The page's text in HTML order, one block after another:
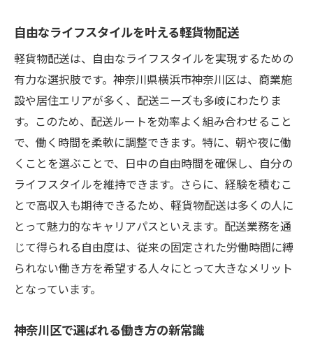
自由なライフスタイルを叶える軽貨物配送
軽貨物配送は、自由なライフスタイルを実現するための
有力な選択肢です。神奈川県横浜市神奈川区は、商業施
設や居住エリアが多く、配送ニーズも多岐にわたりま
す。このため、配送ルートを効率よく組み合わせること
で、働く時間を柔軟に調整できます。特に、朝や夜に働
くことを選ぶことで、日中の自由時間を確保し、自分の
ライフスタイルを維持できます。さらに、経験を積むこ
とで高収入も期待できるため、軽貨物配送は多くの人に
とって魅力的なキャリアパスといえます。配送業務を通
じて得られる自由度は、従来の固定された労働時間に縛
られない働き方を希望する人々にとって大きなメリット
となっています。
神奈川区で選ばれる働き方の新常識